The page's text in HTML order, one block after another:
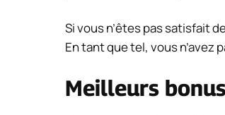
Si vous n’êtes pas satisfait
En tant que tel, vous n’avez
Meilleurs